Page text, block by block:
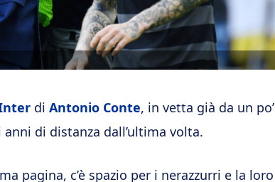
di Antonio Conte, in vetta già da un po’
di distanza dall’ultima volta.
pagina, c’è spazio per i nerazzurri e la loro